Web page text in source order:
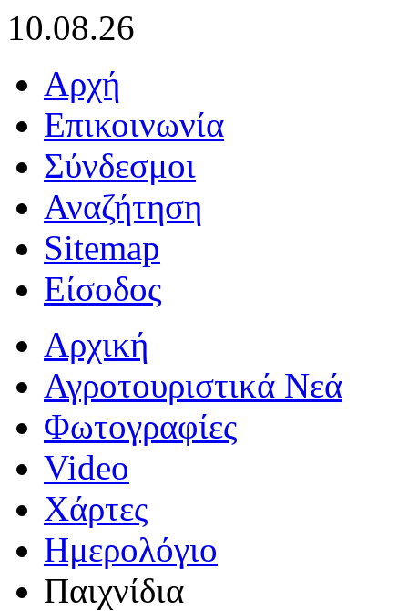
10.08.26
Αρχή
Επικοινωνία
Σύνδεσμοι
Αναζήτηση
Sitemap
Είσοδος
Αρχική
Αγροτουριστικά Νεά
Φωτογραφίες
Video
Χάρτες
Ημερολόγιο
Παιχνίδια